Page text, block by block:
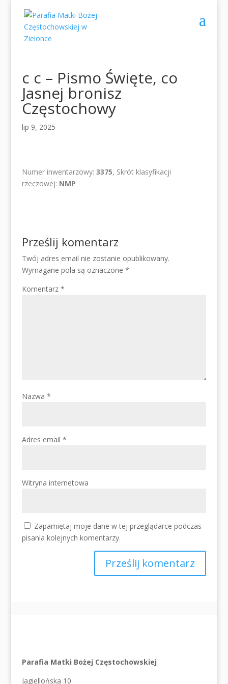
c c – Pismo Święte, co
Jasnej bronisz
Częstochowy
lip 9, 2025
Numer inwentarzowy: 3375, Skrót klasyfikacji
rzeczowej: NMP
Prześlij komentarz
Twój adres email nie zostanie opublikowany.
Wymagane pola są oznaczone *
Komentarz *
Nazwa *
Adres email *
Witryna internetowa
Zapamiętaj moje dane w tej przeglądarce podczas
pisania kolejnych komentarzy.
Parafia Matki Bożej Częstochowskiej
Jagiellońska 10